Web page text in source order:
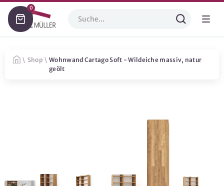
0
\ Shop \ Wohnwand Cartago Soft - Wildeiche massiv, natur
geölt